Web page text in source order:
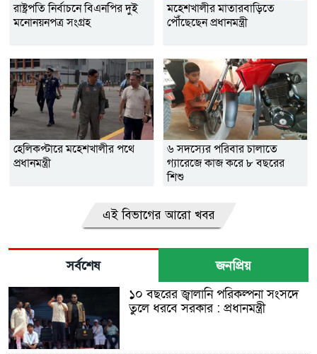
রাষ্ট্রপতি নির্বাচনে বিএনপির দুই
মনোনয়নপত্র সংগ্রহ
মহেশখালীর মাতারবাড়িতে
পৌঁছেছেন প্রধানমন্ত্রী
হেলিকপ্টারে মহেশখালীর পথে
প্রধানমন্ত্রী
৬ সদস্যের পরিবার চালাতে
গ্যারেজে কাজ করে ৮ বছরের
শিশু
এই বিভাগের আরো খবর
সর্বশেষ জনপ্রিয়
১০ বছরের জ্বালানি পরিকল্পনা সংসদে
তুলে ধরবে সরকার : প্রধানমন্ত্রী